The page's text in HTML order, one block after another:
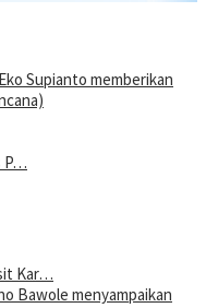
P…
Kar…